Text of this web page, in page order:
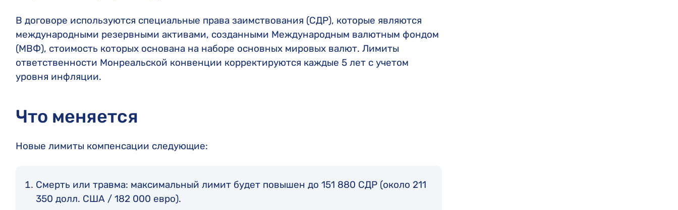
В договоре используются специальные права заимствования (СДР), которые являются
международными резервными активами, созданными Международным валютным фондом
(МВФ), стоимость которых основана на наборе основных мировых валют. Лимиты
ответственности Монреальской конвенции корректируются каждые 5 лет с учетом
уровня инфляции.
Что меняется
Новые лимиты компенсации следующие:
Смерть или травма: максимальный лимит будет повышен до 151 880 СДР (около 211
350 долл. США / 182 000 евро).